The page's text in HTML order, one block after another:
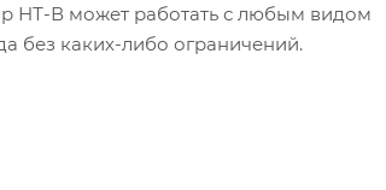
НТ-В может работать с любым видом
без каких-либо ограничений.